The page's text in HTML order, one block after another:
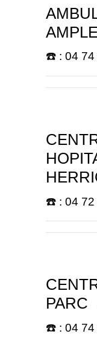
☎️ : 04 74
☎️ : 04 72
PARC
☎️ : 04 74